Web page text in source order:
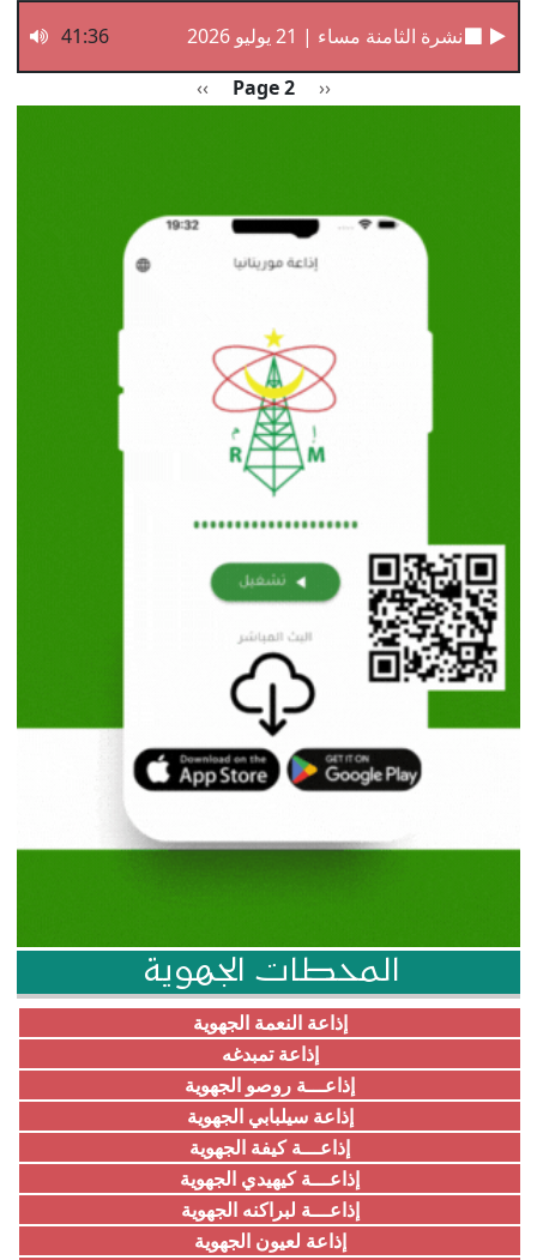
نشرة الثامنة مساء | 21 يوليو 2026
41:36
Previous page
‹‹
Page 2 الصفحة التالية
››
المحطات الجهوية
إذاعة النعمة الجهوية
إذاعة تمبدغه
إذاعـــة روصو الجهوية
إذاعة سيلبابي الجهوية
إذاعـــة كيفة الجهوية
إذاعـــة كيهيدي الجهوية
إذاعـــة لبراكنه الجهوية
إذاعة لعيون الجهوية